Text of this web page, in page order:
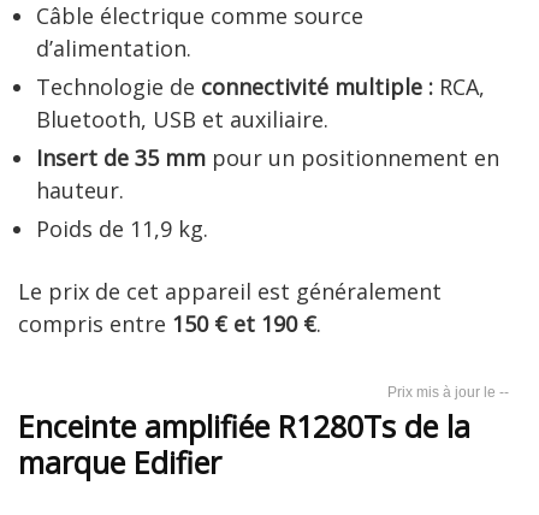
Câble électrique comme source
d’alimentation.
Technologie de connectivité multiple : RCA,
Bluetooth, USB et auxiliaire.
Insert de 35 mm pour un positionnement en
hauteur.
Poids de 11,9 kg.
Le prix de cet appareil est généralement
compris entre 150 € et 190 €.
--
Enceinte amplifiée R1280Ts de la
marque Edifier